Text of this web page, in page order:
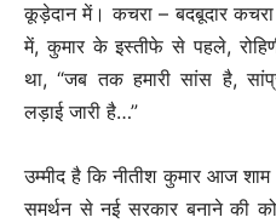
कूड़ेदान में। कचरा – बदबूदार
में, कुमार के इस्तीफे से पहले,
था, “जब तक हमारी सांस है,
लड़ाई जारी है…”
उम्मीद है कि नीतीश कुमार आज
समर्थन से नई सरकार बनाने की